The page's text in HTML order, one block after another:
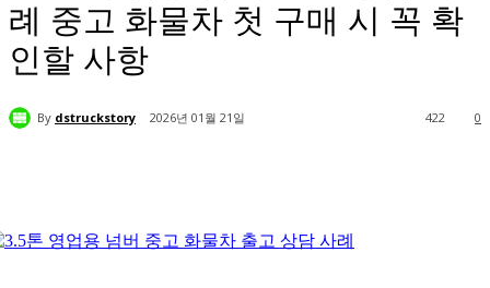
례 중고 화물차 첫 구매 시 꼭 확
인할 사항
By dstruckstory 2026년 01월 21일 0
422